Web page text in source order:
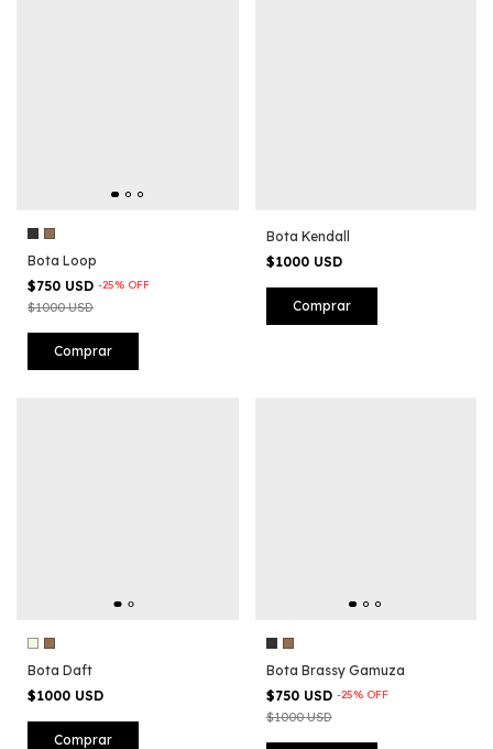
Bota Loop
$750 USD -25% OFF
$1000 USD
Comprar
Bota Kendall
$1000 USD
Comprar
Bota Daft
$1000 USD
Comprar
Bota Brassy Gamuza
$750 USD -25% OFF
$1000 USD